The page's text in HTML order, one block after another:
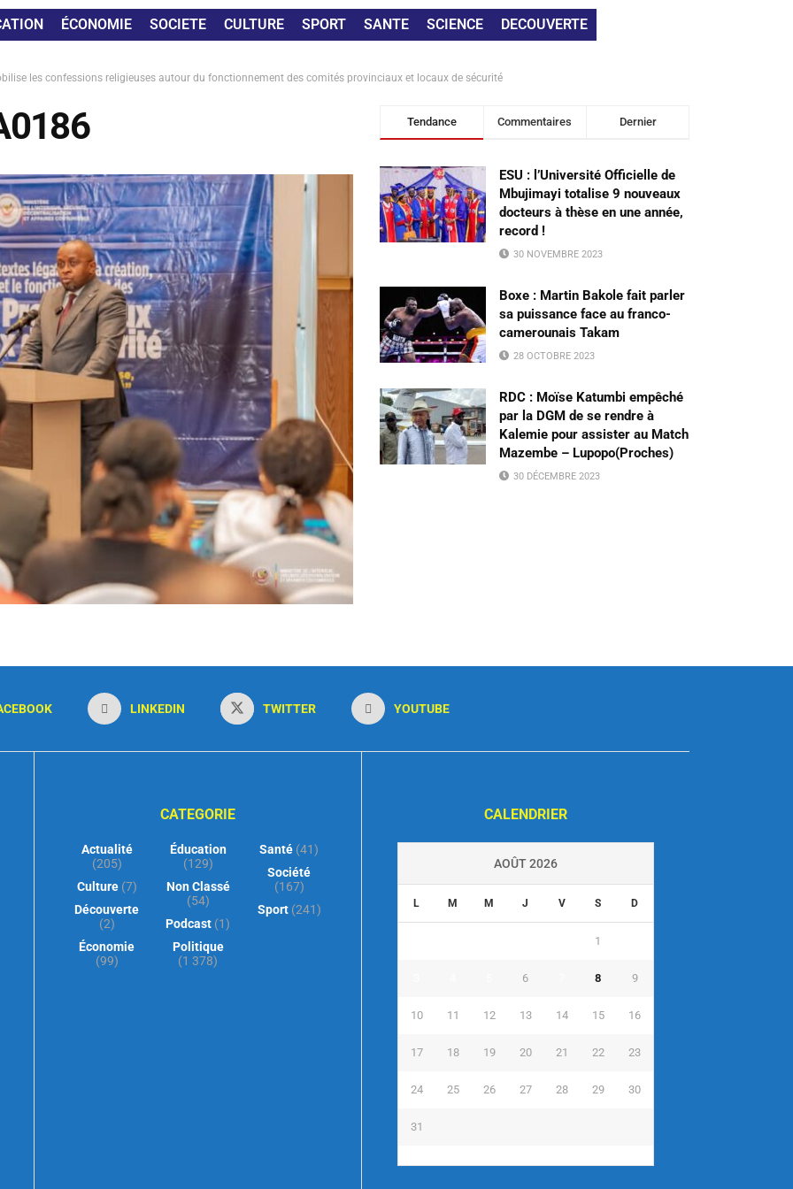
ÉCONOMIE SOCIETE CULTURE SPORT SANTE SCIENCE DECOUVERTE
les confessions religieuses autour du fonctionnement des comités provinciaux et locaux de sécurité
Tendance Commentaires Dernier
ESU : l’Université Officielle de
Mbujimayi totalise 9 nouveaux
docteurs à thèse en une année,
record !
30 NOVEMBRE 2023
Boxe : Martin Bakole fait parler
sa puissance face au franco-
camerounais Takam
28 OCTOBRE 2023
RDC : Moïse Katumbi empêché
par la DGM de se rendre à
Kalemie pour assister au Match
Mazembe – Lupopo(Proches)
30 DÉCEMBRE 2023
LINKEDIN TWITTER YOUTUBE
CATEGORIE
Actualité
(205)
Culture(7)
Découverte
(2)
Économie
(99)
Éducation
(129)
Non Classé
(54)
Podcast (1)
Politique
(1 378)
Santé (41)
Société
(167)
Sport(241)
CALENDRIER
AOÛT 2026
L M M J V S D
1
6 8 9
10 11 12 13 14 15 16
17 18 19 20 21 22 23
24 25 26 27 28 29 30
31